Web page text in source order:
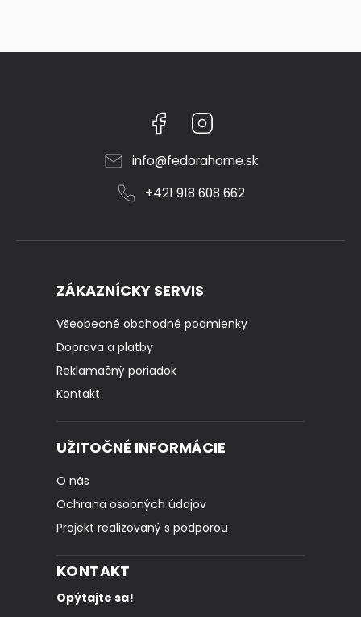
Facebook
info@fedorahome.sk
+421 918 608 662
ZÁKAZNÍCKY SERVIS
Všeobecné obchodné podmienky
Doprava a platby
Reklamačný poriadok
Kontakt
UŽITOČNÉ INFORMÁCIE
O nás
Ochrana osobných údajov
Projekt realizovaný s podporou
KONTAKT
Opýtajte sa!